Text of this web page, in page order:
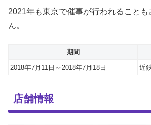
2021年も東京で催事が行われること
ん。
期間
2018年7月11日～2018年7月18日
近
店舗情報